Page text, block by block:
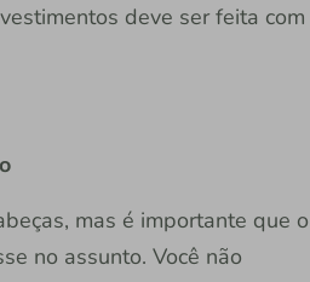
deve ser feita com
mas é importante que o
no assunto. Você não